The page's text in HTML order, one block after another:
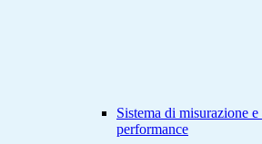
Sistema di misurazione
performance